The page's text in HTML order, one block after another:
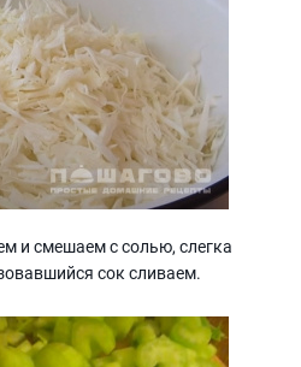
и смешаем с солью, слегка
сок сливаем.